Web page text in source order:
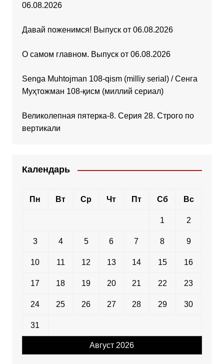
06.08.2026
Давай поженимся! Выпуск от 06.08.2026
О самом главном. Выпуск от 06.08.2026
Senga Muhtojman 108-qism (milliy serial) / Сенга
Муҳтожман 108-қисм (миллий сериал)
Великолепная пятерка-8. Серия 28. Строго по
вертикали
Календарь
Август 2026
Пн Вт Ср Чт Пт Сб Вс
1 2
3 4 5 6 7 8 9
10 11 12 13 14 15 16
17 18 19 20 21 22 23
24 25 26 27 28 29 30
31